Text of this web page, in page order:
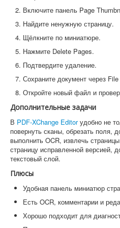
Включите панель Page
Найдите ненужную страницу.
Щёлкните по миниатюре.
Нажмите Delete Pages.
Подтвердите удаление.
Сохраните документ через
Откройте новый файл и
Дополнительные задачи
В PDF-XChange Editorудобно не
повернуть сканы, обрезать поля,
выполнить OCR, извлечь
страницу исправленной версией,
текстовый слой.
Плюсы
Удобная панель миниатюр
Есть OCR, комментарии и
Хорошо подходит для